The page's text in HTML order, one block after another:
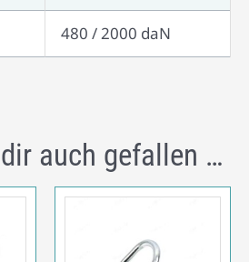
480 / 2000 daN
auch gefallen …